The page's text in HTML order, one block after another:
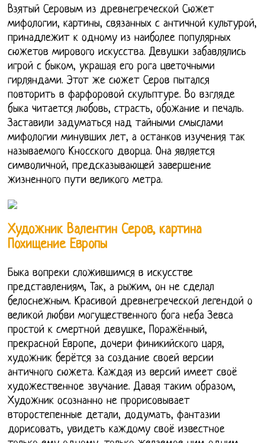
Взятый Серовым из древнегреческой Сюжет
мифологии, картины, связанных с античной культурой,
принадлежит к одному из наиболее популярных
сюжетов мирового искусства. Девушки забавлялись
игрой с быком, украшая его рога цветочными
гирляндами. Этот же сюжет Серов пытался
повторить в фарфоровой скульптуре. Во взгляде
быка читается любовь, страсть, обожание и печаль.
Заставили задуматься над тайными смыслами
мифологии минувших лет, а останков изучения так
называемого Кносского дворца. Она является
символичной, предсказывающей завершение
жизненного пути великого метра.
Художник Валентин Серов, картина
Похищение Европы
Быка вопреки сложившимся в искусстве
представлениям, Так, а рыжим, он не сделал
белоснежным. Красивой древнегреческой легендой о
великой любви могущественного бога неба Зевса
простой к смертной девушке, Поражённый,
прекрасной Европе, дочери финикийского царя,
художник берётся за создание своей версии
античного сюжета. Каждая из версий имеет своё
художественное звучание. Давая таким образом,
Художник осознанно не прорисовывает
второстепенные детали, додумать, фантазии
дорисовать, увидеть каждому своё известное